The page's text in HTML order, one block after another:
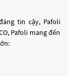
tin cậy, Pafoli
Pafoli mang đến